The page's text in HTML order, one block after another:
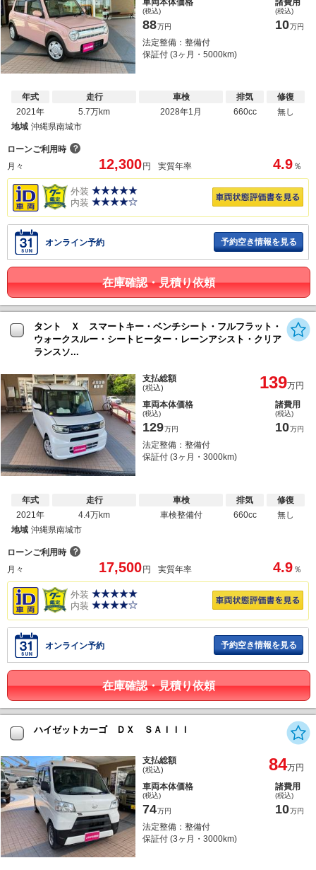
車両本体価格
(税込)
88万円
諸費用
(税込)
10万円
法定整備：整備付
保証付 (3ヶ月・5000km)
年式
2021年
走行
5.7万km
車検
2028年1月
排気
660cc
修復
無し
地域 沖縄県南城市
ローンご利用時 ？
月々
12,300 円 実質年率 4.9 ％
外装
内装
オンライン予約 予約空き情報を見る
在庫確認・見積り依頼
タント Ｘ スマートキー・ベンチシート・フルフラット・
ウォークスルー・シートヒーター・レーンアシスト・クリア
ランスソ...
支払総額
(税込) 139万円
車両本体価格
(税込)
129万円
諸費用
(税込)
10万円
法定整備：整備付
保証付 (3ヶ月・3000km)
年式
2021年
走行
4.4万km
車検
車検整備付
排気
660cc
修復
無し
地域 沖縄県南城市
ローンご利用時 ？
月々
17,500円 実質年率 4.9 ％
外装
内装
オンライン予約 予約空き情報を見る
在庫確認・見積り依頼
ハイゼットカーゴ ＤＸ ＳＡＩＩＩ
支払総額
(税込) 84万円
車両本体価格
(税込)
74万円
諸費用
(税込)
10万円
法定整備：整備付
保証付 (3ヶ月・3000km)